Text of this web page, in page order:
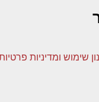
של
מבית היוצר של P.M. Team Ltd ,
שימוש ומדיניות